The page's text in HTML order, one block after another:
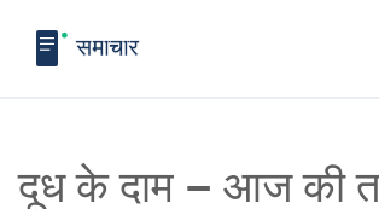
दूध के दाम – आज की